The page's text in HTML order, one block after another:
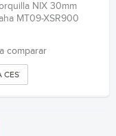
NIX 30mm
MT09-XSR900
comparar